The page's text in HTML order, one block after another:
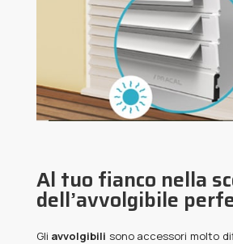
Al tuo fianco nella
dell’avvolgibile
Gli avvolgibili sono accessori molto